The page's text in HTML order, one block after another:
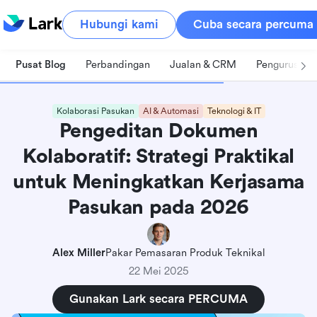
Hubungi kami Cuba secara percuma
Pusat Blog Perbandingan Jualan & CRM Pengurusan
Kolaborasi Pasukan AI & Automasi Teknologi & IT
Pengeditan Dokumen
Kolaboratif: Strategi Praktikal
untuk Meningkatkan Kerjasama
Pasukan pada 2026
Alex MillerPakar Pemasaran Produk Teknikal
22 Mei 2025
Gunakan Lark secara PERCUMA